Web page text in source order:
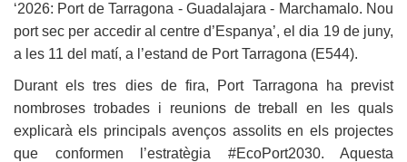
‘2026: Port de Tarragona - Guadalajara - Marchamalo. Nou
port sec per accedir al centre d’Espanya’, el dia 19 de juny,
a les 11 del matí, a l’estand de Port Tarragona (E544).
Durant els tres dies de fira, Port Tarragona ha previst
nombroses trobades i reunions de treball en les quals
explicarà els principals avenços assolits en els projectes
que conformen l’estratègia #EcoPort2030. Aquesta